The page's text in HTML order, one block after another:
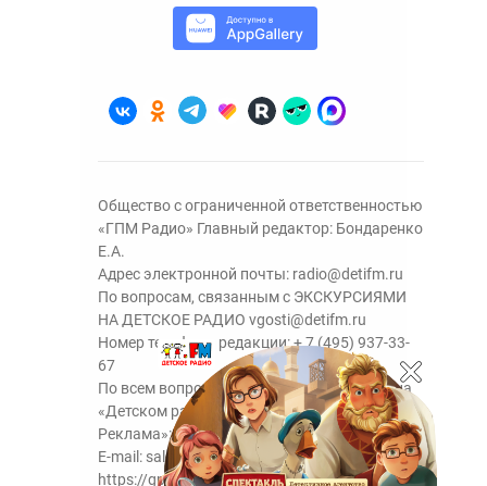
Общество с ограниченной ответственностью
«ГПМ Радио» Главный редактор: Бондаренко
Е.А.
Адрес электронной почты: radio@detifm.ru
По вопросам, связанным с ЭКСКУРСИЯМИ
НА ДЕТСКОЕ РАДИО vgosti@detifm.ru
Номер телефона редакции:+ 7 (495) 937-33-
67
По всем вопросам размещения рекламы на
«Детском радио» - сейлз-хаус «ГПМ
Реклама»:+7 (495) 921-40-41
E-mail: sales@gazprom-media.ru
https://gpmsaleshouse.ru/